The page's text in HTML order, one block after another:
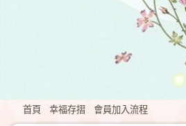
首頁 幸福存摺 會員加入流程